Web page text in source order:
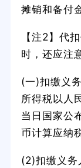
摊销和备付
【注2】代
时，还应注
(一)扣缴义
所得税以人
当日国家公
币计算应纳
(2)扣缴义务